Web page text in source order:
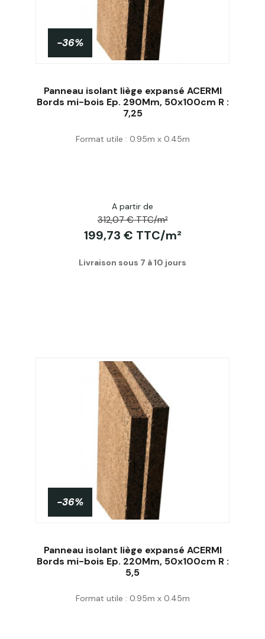
-36%
Panneau isolant liège expansé ACERMI
Bords mi-bois Ep. 290Mm, 50x100cm R :
7,25
Format utile : 0.95m x 0.45m
A partir de
312,07 € TTC/m²
199,73 € TTC/m²
Livraison sous 7 à 10 jours
-36%
Panneau isolant liège expansé ACERMI
Bords mi-bois Ep. 220Mm, 50x100cm R :
5,5
Format utile : 0.95m x 0.45m